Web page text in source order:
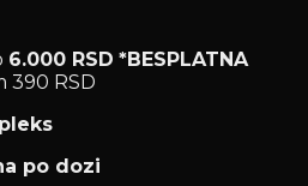
6.000 RSD *BESPLATNA
390 RSD
po dozi